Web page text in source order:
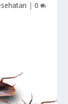
| 0